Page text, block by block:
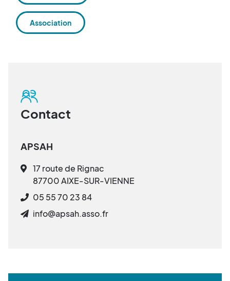
Association
Contact
APSAH
17 route de Rignac
87700 AIXE-SUR-VIENNE
05 55 70 23 84
info@apsah.asso.fr